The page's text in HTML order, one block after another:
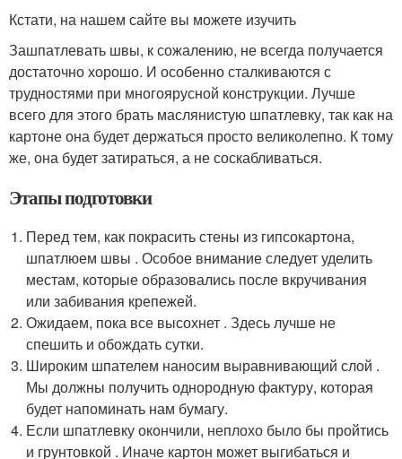
Кстати, на нашем сайте вы можете изучить
Зашпатлевать швы, к сожалению, не всегда получается
достаточно хорошо. И особенно сталкиваются с
трудностями при многоярусной конструкции. Лучше
всего для этого брать маслянистую шпатлевку, так как на
картоне она будет держаться просто великолепно. К тому
же, она будет затираться, а не соскабливаться.
Этапы подготовки
Перед тем, как покрасить стены из гипсокартона,
шпатлюем швы . Особое внимание следует уделить
местам, которые образовались после вкручивания
или забивания крепежей.
Ожидаем, пока все высохнет . Здесь лучше не
спешить и обождать сутки.
Широким шпателем наносим выравнивающий слой .
Мы должны получить однородную фактуру, которая
будет напоминать нам бумагу.
Если шпатлевку окончили, неплохо было бы пройтись
и грунтовкой . Иначе картон может выгибаться и